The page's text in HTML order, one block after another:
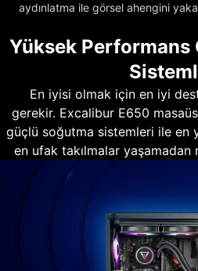
aydınlatma ile görsel ahengini
Yüksek Performans
En iyisi olmak için en iyi
gerekir. Excalibur E650
güçlü soğutma sistemleri ile en
en ufak takılmalar yaşamadan